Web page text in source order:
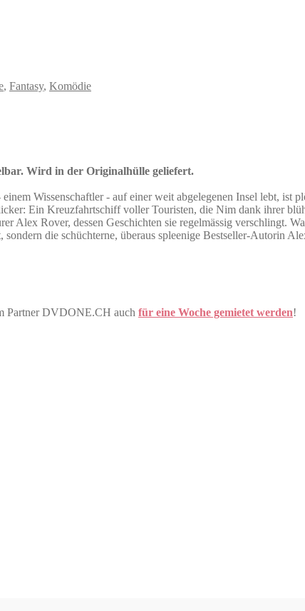
, Fantasy, Komödie
Wird in der Originalhülle geliefert.
Wissenschaftler - auf einer weit abgelegenen Insel lebt,
Ein Kreuzfahrtschiff voller Touristen, die Nim dank ihrer
Alex Rover, dessen Geschichten sie regelmässig verschlingt.
die schüchterne, überaus spleenige Bestseller-Autorin
Partner DVDONE.CH auch für eine Woche gemietet werden!